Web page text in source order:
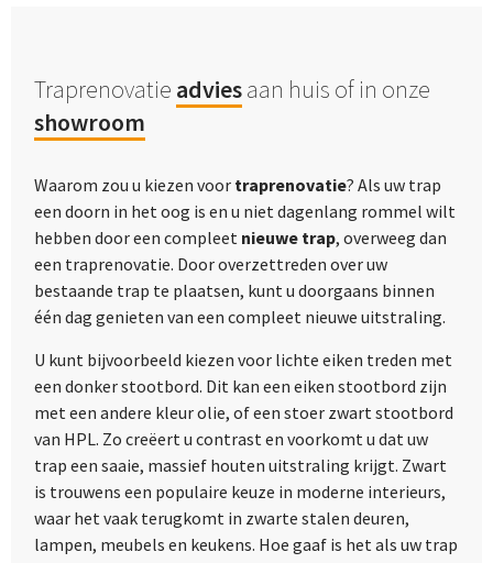
Traprenovatie adviesaan huis of in onze
showroom
Waarom zou u kiezen voor traprenovatie? Als uw trap
een doorn in het oog is en u niet dagenlang rommel wilt
hebben door een compleet nieuwe trap, overweeg dan
een traprenovatie. Door overzettreden over uw
bestaande trap te plaatsen, kunt u doorgaans binnen
één dag genieten van een compleet nieuwe uitstraling.
U kunt bijvoorbeeld kiezen voor lichte eiken treden met
een donker stootbord. Dit kan een eiken stootbord zijn
met een andere kleur olie, of een stoer zwart stootbord
van HPL. Zo creëert u contrast en voorkomt u dat uw
trap een saaie, massief houten uitstraling krijgt. Zwart
is trouwens een populaire keuze in moderne interieurs,
waar het vaak terugkomt in zwarte stalen deuren,
lampen, meubels en keukens. Hoe gaaf is het als uw trap